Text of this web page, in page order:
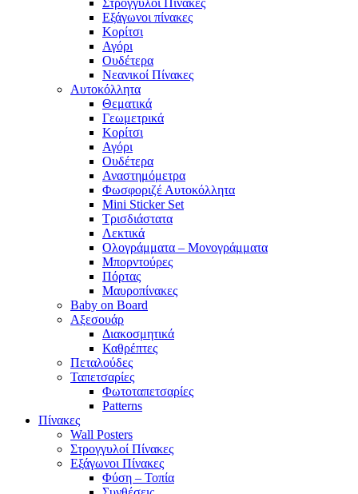
Στρογγυλοί Πίνακες
Εξάγωνοι πίνακες
Κορίτσι
Αγόρι
Ουδέτερα
Νεανικοί Πίνακες
Αυτοκόλλητα
Θεματικά
Γεωμετρικά
Κορίτσι
Αγόρι
Ουδέτερα
Αναστημόμετρα
Φωσφοριζέ Αυτοκόλλητα
Mini Sticker Set
Tρισδιάστατα
Λεκτικά
Ολογράμματα – Μονογράμματα
Μπορντούρες
Πόρτας
Μαυροπίνακες
Baby on Board
Αξεσουάρ
Διακοσμητικά
Καθρέπτες
Πεταλούδες
Ταπετσαρίες
Φωτοταπετσαρίες
Patterns
Πίνακες
Wall Posters
Στρογγυλοί Πίνακες
Εξάγωνοι Πίνακες
Φύση – Τοπία